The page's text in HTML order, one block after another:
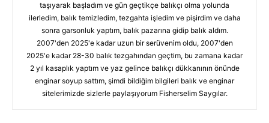
taşıyarak başladım ve gün geçtikçe balıkçı olma yolunda
ilerledim, balık temizledim, tezgahta işledim ve pişirdim ve daha
sonra garsonluk yaptım, balık pazarına gidip balık aldım.
2007'den 2025'e kadar uzun bir serüvenim oldu, 2007'den
2025'e kadar 28-30 balık tezgahından geçtim, bu zamana kadar
2 yıl kasaplık yaptım ve yaz gelince balıkçı dükkanının önünde
enginar soyup sattım, şimdi bildiğim bilgileri balık ve enginar
sitelerimizde sizlerle paylaşıyorum Fisherselim Saygılar.